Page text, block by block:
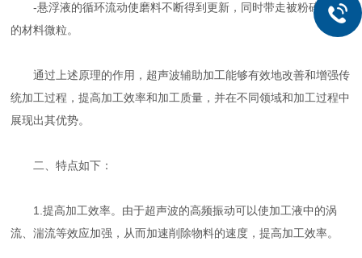
-悬浮液的循环流动使磨料不断得到更新，同时带走被粉碎下来
的材料微粒。
通过上述原理的作用，超声波辅助加工能够有效地改善和增强传
统加工过程，提高加工效率和加工质量，并在不同领域和加工过程中
展现出其优势。
二、特点如下：
1.提高加工效率。由于超声波的高频振动可以使加工液中的涡
流、湍流等效应加强，从而加速削除物料的速度，提高加工效率。